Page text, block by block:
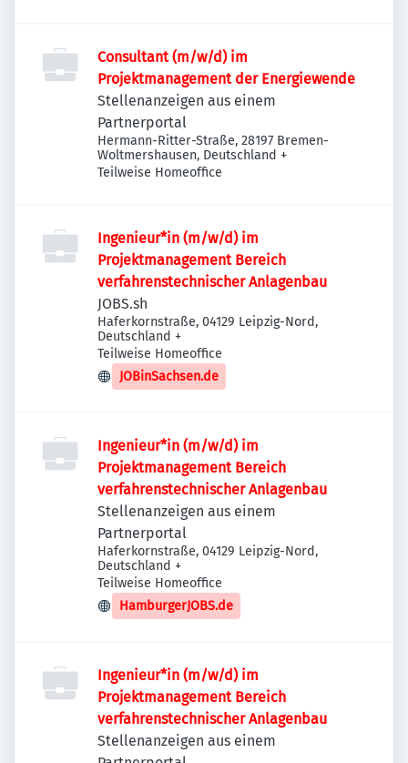
Consultant (m/w/d) im
Projektmanagement der Energiewende
Stellenanzeigen aus einem
Partnerportal
Hermann-Ritter-Straße, 28197 Bremen-
Woltmershausen, Deutschland +
Teilweise Homeoffice
Ingenieur*in (m/w/d) im
Projektmanagement Bereich
verfahrenstechnischer Anlagenbau
JOBS.sh
Haferkornstraße, 04129 Leipzig-Nord,
Deutschland +
Teilweise Homeoffice
JOBinSachsen.de
Ingenieur*in (m/w/d) im
Projektmanagement Bereich
verfahrenstechnischer Anlagenbau
Stellenanzeigen aus einem
Partnerportal
Haferkornstraße, 04129 Leipzig-Nord,
Deutschland +
Teilweise Homeoffice
HamburgerJOBS.de
Ingenieur*in (m/w/d) im
Projektmanagement Bereich
verfahrenstechnischer Anlagenbau
Stellenanzeigen aus einem